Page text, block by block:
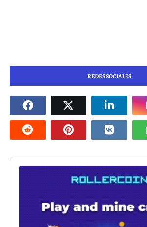
REDES SOCIALES